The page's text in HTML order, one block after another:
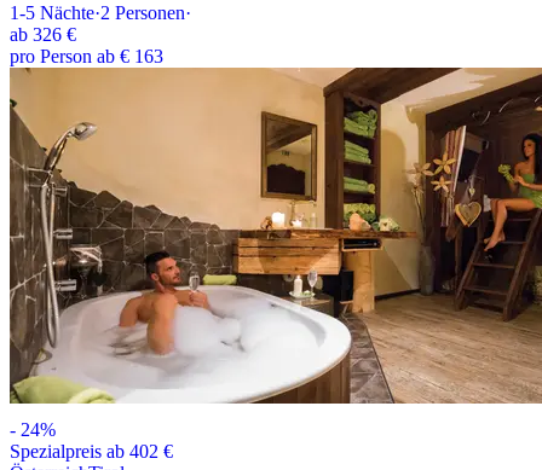
1-5 Nächte·2 Personen·
ab 326 €
pro Person ab € 163
- 24%
Spezialpreis ab 402 €